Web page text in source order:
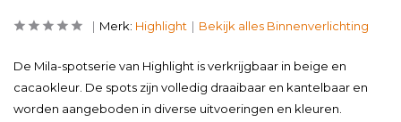
Merk: Highlight Bekijk alles Binnenverlichting
De Mila-spotserie van Highlight is verkrijgbaar in beige en
cacaokleur. De spots zijn volledig draaibaar en kantelbaar en
worden aangeboden in diverse uitvoeringen en kleuren.